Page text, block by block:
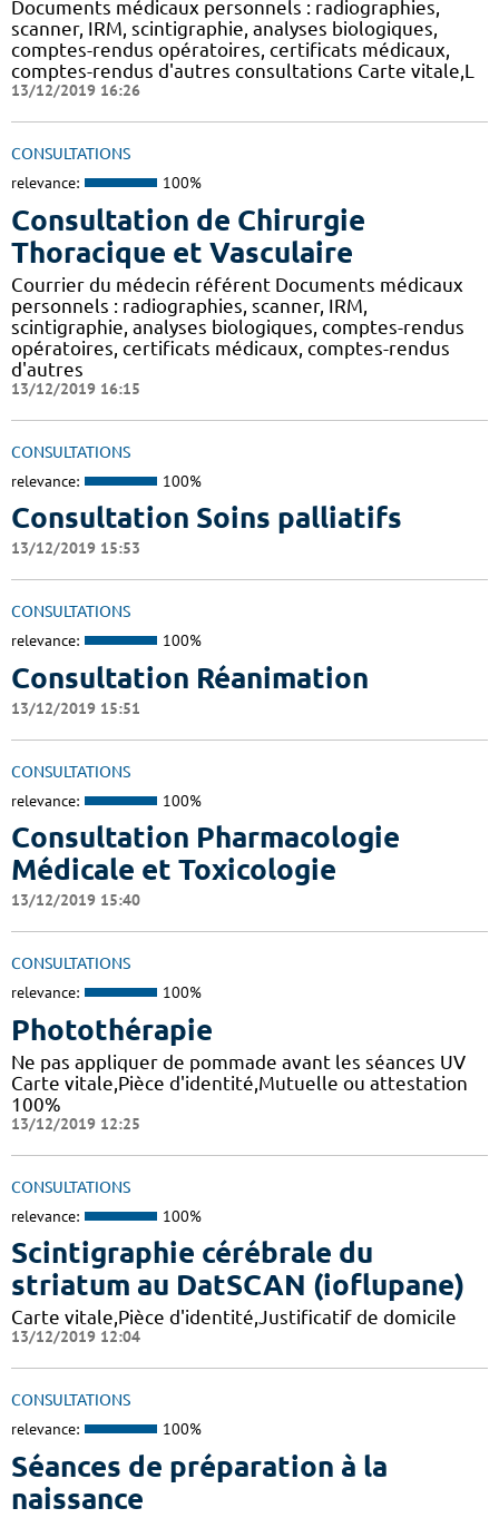
Documents médicaux personnels : radiographies,
scanner, IRM, scintigraphie, analyses biologiques,
comptes-rendus opératoires, certificats médicaux,
comptes-rendus d'autres consultations Carte vitale,L
13/12/2019 16:26
CONSULTATIONS
relevance: 100%
Consultation de Chirurgie
Thoracique et Vasculaire
Courrier du médecin référent Documents médicaux
personnels : radiographies, scanner, IRM,
scintigraphie, analyses biologiques, comptes-rendus
opératoires, certificats médicaux, comptes-rendus
d'autres
13/12/2019 16:15
CONSULTATIONS
relevance: 100%
Consultation Soins palliatifs
13/12/2019 15:53
CONSULTATIONS
relevance: 100%
Consultation Réanimation
13/12/2019 15:51
CONSULTATIONS
relevance: 100%
Consultation Pharmacologie
Médicale et Toxicologie
13/12/2019 15:40
CONSULTATIONS
relevance: 100%
Photothérapie
Ne pas appliquer de pommade avant les séances UV
Carte vitale,Pièce d'identité,Mutuelle ou attestation
100%
13/12/2019 12:25
CONSULTATIONS
relevance: 100%
Scintigraphie cérébrale du
striatum au DatSCAN (ioflupane)
Carte vitale,Pièce d'identité,Justificatif de domicile
13/12/2019 12:04
CONSULTATIONS
relevance: 100%
Séances de préparation à la
naissance